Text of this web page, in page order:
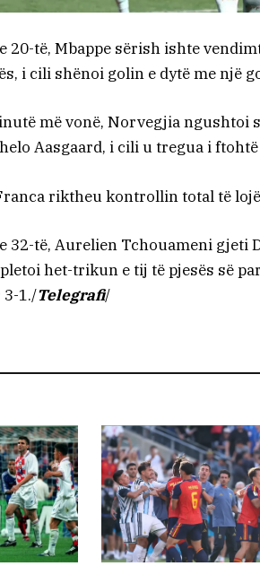
20-të, Mbappe sërish ishte
i cili shënoi golin e dytë me një
më vonë, Norvegjia ngushtoi
Aasgaard, i cili u tregua i
riktheu kontrollin total të
32-të, Aurelien Tchouameni gjeti
het-trikun e tij të pjesës së
3-1./Telegrafi/